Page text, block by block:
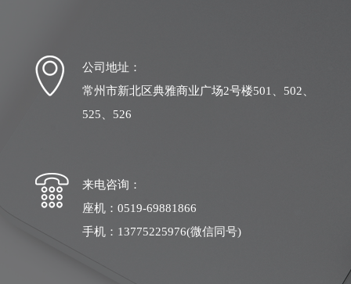
公司地址：
常州市新北区典雅商业广场2号楼501、502、
525、526
来电咨询：
座机：0519-69881866
手机：13775225976(微信同号)